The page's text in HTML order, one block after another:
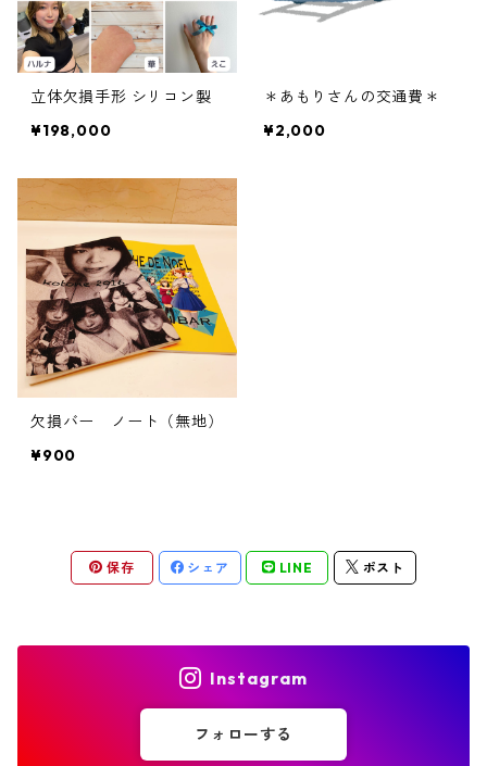
立体欠損手形 シリコン製
¥198,000
＊あもりさんの交通費＊
¥2,000
欠損バー ノート（無地）
¥900
保存 シェア LINE ポスト
Instagram
フォローする